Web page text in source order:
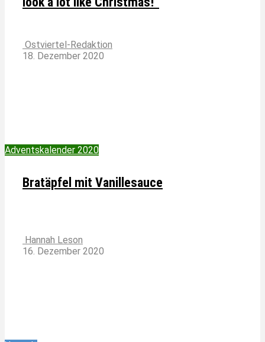
Ostviertel-Redaktion
18. Dezember 2020
Adventskalender 2020
Bratäpfel mit Vanillesauce
Hannah Leson
16. Dezember 2020